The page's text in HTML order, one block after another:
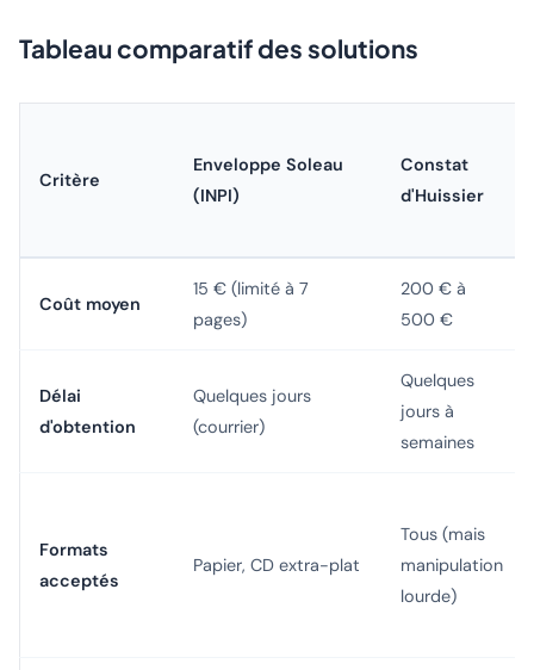
Tableau comparatif des solutions
Critère
Enveloppe Soleau
(INPI)
Constat
d'Huissier
Coût moyen
15 € (limité à 7
pages)
200 € à
500 €
Délai
d'obtention
Quelques jours
(courrier)
Quelques
jours à
semaines
Formats
acceptés
Papier, CD extra-plat
Tous (mais
manipulation
lourde)